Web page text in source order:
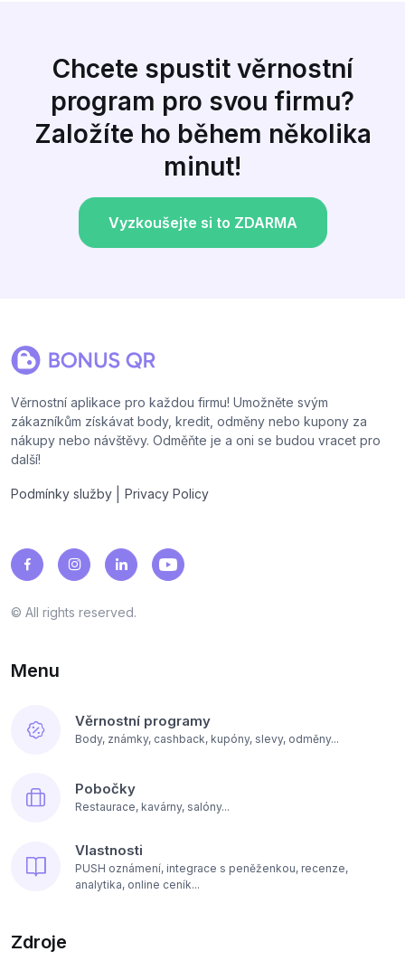
Chcete spustit věrnostní
program pro svou firmu?
Založíte ho během několika
minut!
Vyzkoušejte si to ZDARMA
Věrnostní aplikace pro každou firmu! Umožněte svým
zákazníkům získávat body, kredit, odměny nebo kupony za
nákupy nebo návštěvy. Odměňte je a oni se budou vracet pro
další!
Podmínky služby Privacy Policy
© All rights reserved.
Menu
Věrnostní programy
Body, známky, cashback, kupóny, slevy, odměny...
Pobočky
Restaurace, kavárny, salóny...
Vlastnosti
PUSH oznámení, integrace s peněženkou, recenze,
analytika, online ceník...
Zdroje